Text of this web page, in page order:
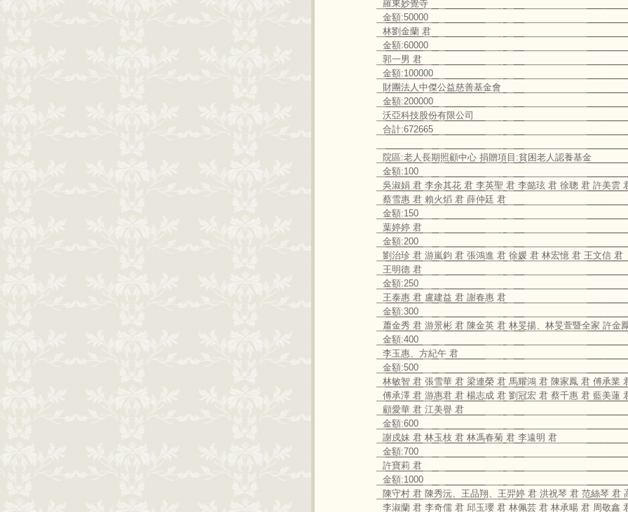
羅東妙覺寺
金額:50000
林劉金蘭 君
金額:60000
郭一男 君
金額:100000
財團法人中傑公益慈善基金會
金額:200000
沃亞科技股份有限公司
合計:672665
院區:老人長期照顧中心 捐贈項目:貧困老人認養基金
金額:100
吳淑娟 君 李余其花 君 李英聖 君 李懿玹 君 徐聰 君 許美雲
蔡雪惠 君 賴火熖 君 薛仲廷 君
金額:150
葉婷婷 君
金額:200
劉治珍 君 游嵐鈞 君 張鴻進 君 徐媛 君 林宏憶 君 王文信 君
王明德 君
金額:250
王泰惠 君 盧建益 君 謝春惠 君
金額:300
蕭金秀 君 游景彬 君 陳金英 君 林旻揚、林旻萱暨全家 許金
金額:400
李玉惠、方紀午 君
金額:500
林敏智 君 張雪華 君 梁連榮 君 馬耀鴻 君 陳家鳳 君 傅承業
傅承澤 君 游惠君 君 楊志成 君 劉冠宏 君 蔡千惠 君 藍美蓮
顧愛華 君 江美譽 君
金額:600
謝戍妹 君 林玉枝 君 林馮春菊 君 李遠明 君
金額:700
許寶莉 君
金額:1000
陳守村 君 陳秀沅、王品翔、王羿婷 君 洪祝琴 君 范絲琴 君
李淑蘭 君 李奇儒 君 邱玉瓔 君 林佩芸 君 林承暘 君 周敬鑫